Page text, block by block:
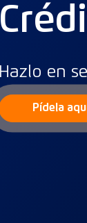
Hazlo en
Pídela